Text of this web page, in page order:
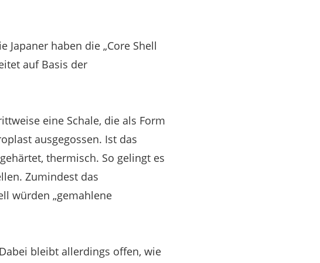
Japaner haben die „Core Shell
auf Basis der
eine Schale, die als Form
ausgegossen. Ist das
thermisch. So gelingt es
Zumindest das
würden „gemahlene
bleibt allerdings offen, wie